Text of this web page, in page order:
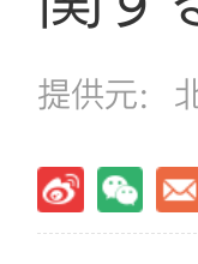
提供元: